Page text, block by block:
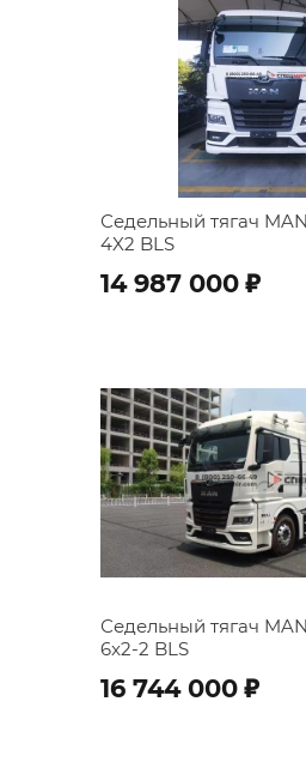
Седельный тягач
4X2 BLS
14 987 000 ;
Седельный тягач
6x2-2 BLS
16 744 000 ;